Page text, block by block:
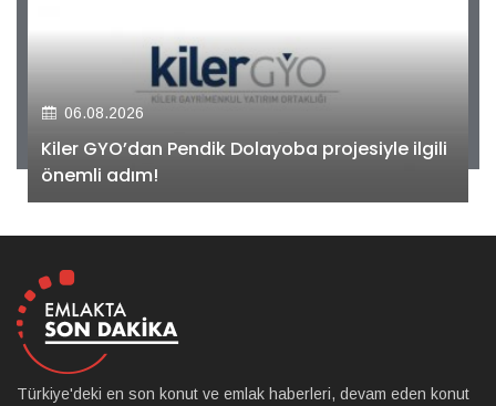
06.08.2026
Kiler GYO’dan Pendik Dolayoba projesiyle ilgili
önemli adım!
Türkiye'deki en son konut ve emlak haberleri, devam eden konut